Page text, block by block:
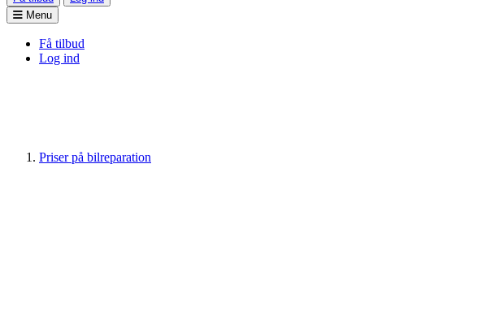
Menu
Få tilbud
Log ind
Priser på bilreparation